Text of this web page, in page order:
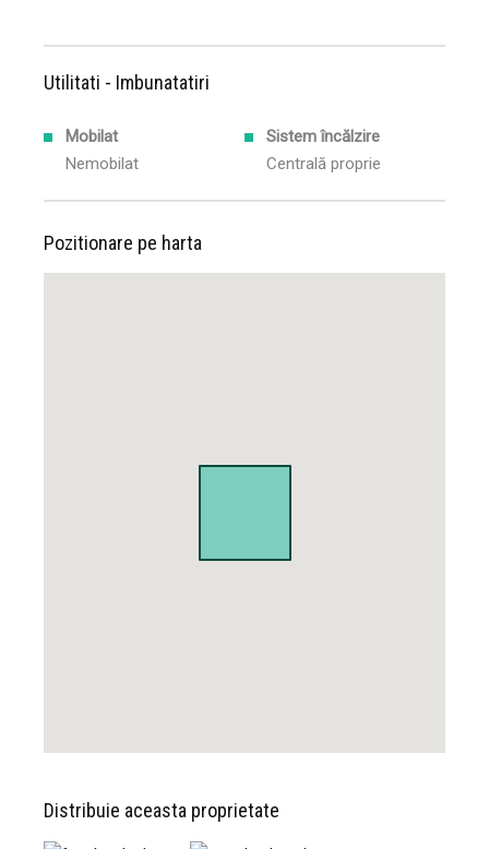
Utilitati - Imbunatatiri
Mobilat
Nemobilat
Sistem încălzire
Centrală proprie
Pozitionare pe harta
Distribuie aceasta proprietate